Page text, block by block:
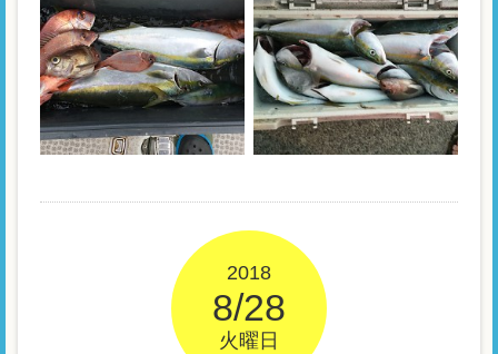
2018
8/28
火曜日